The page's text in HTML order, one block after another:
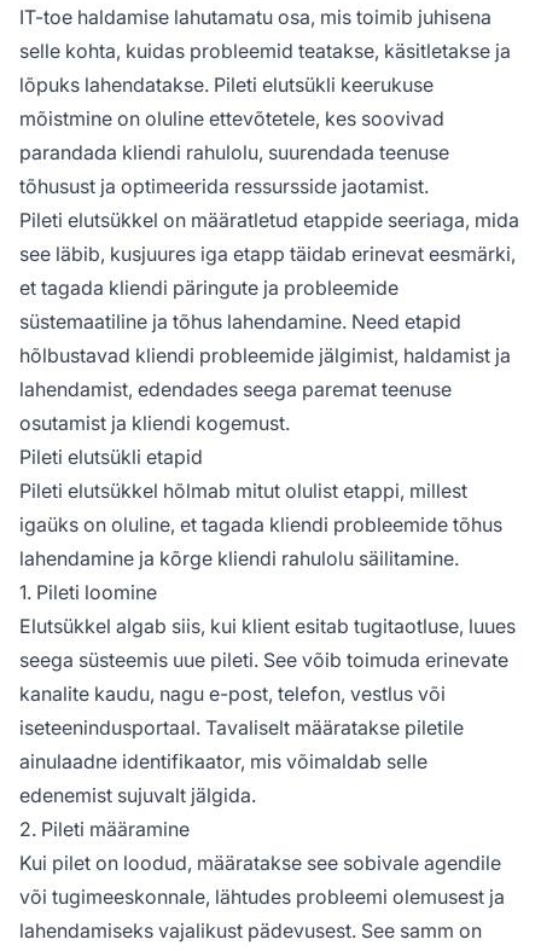
IT-toe haldamise lahutamatu osa, mis toimib juhisena
selle kohta, kuidas probleemid teatakse, käsitletakse ja
lõpuks lahendatakse. Pileti elutsükli keerukuse
mõistmine on oluline ettevõtetele, kes soovivad
parandada kliendi rahulolu, suurendada teenuse
tõhusust ja optimeerida ressursside jaotamist.
Pileti elutsükkel on määratletud etappide seeriaga, mida
see läbib, kusjuures iga etapp täidab erinevat eesmärki,
et tagada kliendi päringute ja probleemide
süstemaatiline ja tõhus lahendamine. Need etapid
hõlbustavad kliendi probleemide jälgimist, haldamist ja
lahendamist, edendades seega paremat teenuse
osutamist ja kliendi kogemust.
Pileti elutsükli etapid
Pileti elutsükkel hõlmab mitut olulist etappi, millest
igaüks on oluline, et tagada kliendi probleemide tõhus
lahendamine ja kõrge kliendi rahulolu säilitamine.
1. Pileti loomine
Elutsükkel algab siis, kui klient esitab tugitaotluse, luues
seega süsteemis uue pileti. See võib toimuda erinevate
kanalite kaudu, nagu e-post, telefon, vestlus või
iseteenindusportaal. Tavaliselt määratakse piletile
ainulaadne identifikaator, mis võimaldab selle
edenemist sujuvalt jälgida.
2. Pileti määramine
Kui pilet on loodud, määratakse see sobivale agendile
või tugimeeskonnale, lähtudes probleemi olemusest ja
lahendamiseks vajalikust pädevusest. See samm on